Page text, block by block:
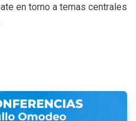
en torno a temas centrales